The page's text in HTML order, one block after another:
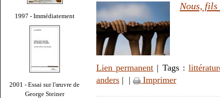
1997 - Immédiatement
2001 - Essai sur l'œuvre de
George Steiner
Nous, fils
Lien permanent | Tags :
anders | | Imprimer